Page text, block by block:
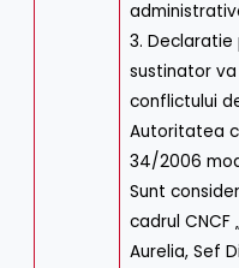
3.
sustinator
conflictului
Autoritatea
34/2006
Sunt
cadrul CNCF
Aurelia, Sef